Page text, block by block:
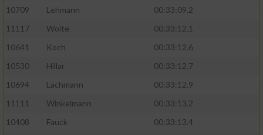
10709
Lehmann
00:33:09.2
11117
Woite
00:33:12.1
10641
Koch
00:33:12.6
10530
Hillar
00:33:12.7
10694
Lachmann
00:33:12.9
11111
Winkelmann
00:33:13.2
10408
Fauck
00:33:13.4
Funktional
Werbung